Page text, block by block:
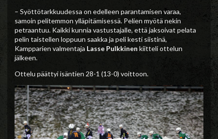
– Syöttötarkkuudessa on edelleen parantamisen varaa,
samoin pelitemmon ylläpitämisessä. Pelien myötä nekin
petraantuu. Kaikki kunnia vastustajalle, että jaksoivat pelata
pelin taistellen loppuun saakka ja peli kesti siistinä,
Kampparien valmentaja Lasse Pulkkinen kiitteli ottelun
jälkeen.
Ottelu päättyi isäntien 28-1 (13-0) voittoon.